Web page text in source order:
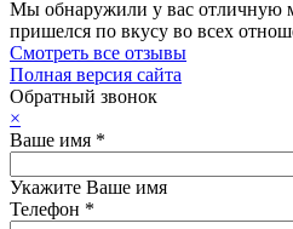
Мы обнаружили у вас отличную
пришелся по вкусу во всех
Смотреть все отзывы
Полная версия сайта
Обратный звонок
×
Ваше имя *
Укажите Ваше имя
Телефон *